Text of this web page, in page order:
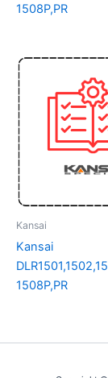
1508P,PR
Kansai
Kansai
1508P,PR